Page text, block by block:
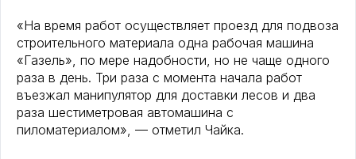
«На время работ осуществляет проезд для подвоза
строительного материала одна рабочая машина
«Газель», по мере надобности, но не чаще одного
раза в день. Три раза с момента начала работ
въезжал манипулятор для доставки лесов и два
раза шестиметровая автомашина с
пиломатериалом», — отметил Чайка.